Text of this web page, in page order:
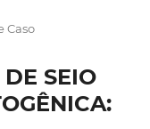
Caso
SEIO